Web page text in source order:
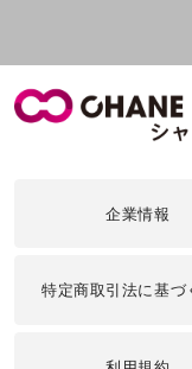
企業情報
特定商取引法に基づ